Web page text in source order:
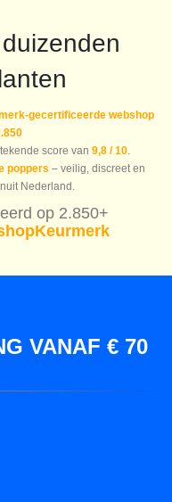
gecertificeerde webshop
score van 9,8 / 10.
poppers – veilig, discreet en
Nederland.
op 2.850+
VANAF € 70